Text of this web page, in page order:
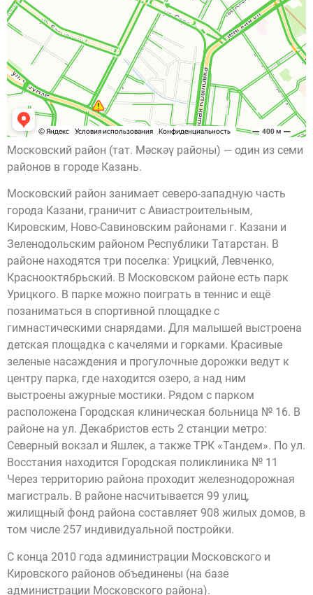
Московский район (тат. Мәскәү районы) — один из семи
районов в городе Казань.
Московский район занимает северо-западную часть
города Казани, граничит с Авиастроительным,
Кировским, Ново-Савиновским районами г. Казани и
Зеленодольским районом Республики Татарстан. В
районе находятся три поселка: Урицкий, Левченко,
Краснооктябрьский. В Московском районе есть парк
Урицкого. В парке можно поиграть в теннис и ещё
позаниматься в спортивной площадке с
гимнастическими снарядами. Для малышей выстроена
детская площадка с качелями и горками. Красивые
зеленые насаждения и прогулочные дорожки ведут к
центру парка, где находится озеро, а над ним
выстроены ажурные мостики. Рядом с парком
расположена Городская клиническая больница № 16. В
районе на ул. Декабристов есть 2 станции метро:
Северный вокзал и Яшлек, а также ТРК «Тандем». По ул.
Восстания находится Городская поликлиника № 11
Через территорию района проходит железнодорожная
магистраль. В районе насчитывается 99 улиц,
жилищный фонд района составляет 908 жилых домов, в
том числе 257 индивидуальной постройки.
С конца 2010 года администрации Московского и
Кировского районов объединены (на базе
администрации Московского района).